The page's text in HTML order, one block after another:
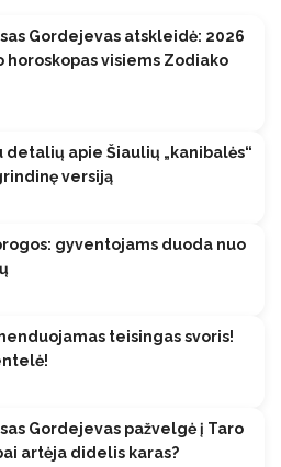
Gordejevas atskleidė: 2026
horoskopas visiems Zodiako
detalių apie Šiaulių „kanibalės“
versiją
gyventojams duoda nuo
teisingas svoris!
Gordejevas pažvelgė į Taro
artėja didelis karas?